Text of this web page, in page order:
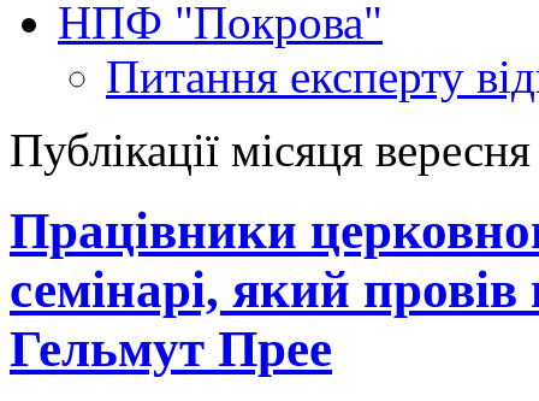
НПФ "Покрова"
Питання експерту
Публікації місяця
Працівники
семінарі, який
Гельмут Прее